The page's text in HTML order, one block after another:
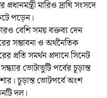
মারিও দ্রাঘি সংসদে
পড়েন।
বেশি সময় বক্তব্য দেন
সম্ভাবনা ও অর্থনৈতিক
প্রতি সমর্থন প্রদানে সিনেট
ভোটাভুটি পর্বের চূড়ান্ত
চূড়ান্ত ভোটপর্বে অংশ
দল।